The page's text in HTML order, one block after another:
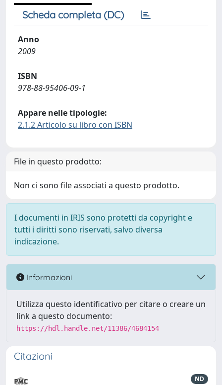
Scheda completa (DC)
Anno
2009
ISBN
978-88-95406-09-1
Appare nelle tipologie:
2.1.2 Articolo su libro con ISBN
File in questo prodotto:
Non ci sono file associati a questo prodotto.
I documenti in IRIS sono protetti da copyright e
tutti i diritti sono riservati, salvo diversa
indicazione.
Informazioni
Utilizza questo identificativo per citare o creare un
link a questo documento:
https://hdl.handle.net/11386/4684154
Citazioni
ND